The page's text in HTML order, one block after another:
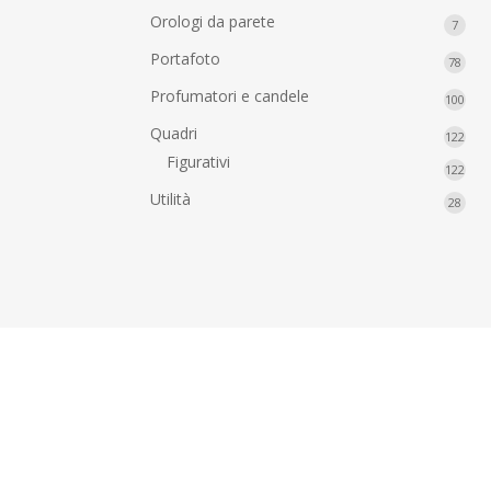
Orologi da parete 77
Portafoto 7878
Profumatori e candele 100100
Quadri 122122
Figurativi 122122
Utilità 2828